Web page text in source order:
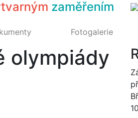
zaměřením
Fotogalerie
olympiády